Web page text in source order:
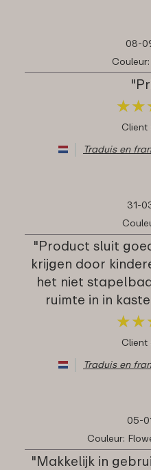
08-
★★
★★
Client
Traduis en
31-
"Product sluit
krijgen door
het niet
ruimte in in
★★
★★
Client
Traduis en
05-
Couleur:
"Makkelijk in